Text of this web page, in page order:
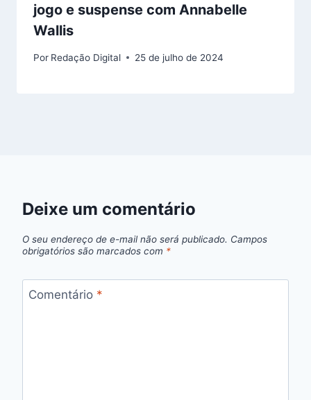
jogo e suspense com Annabelle
Wallis
Por Redação Digital 25 de julho de 2024
Deixe um comentário
O seu endereço de e-mail não será publicado. Campos
obrigatórios são marcados com *
Comentário *